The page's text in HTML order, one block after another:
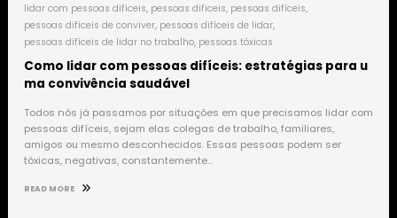
lidar com pessoas dificeis, pessoas dificeis, pessoas difíceis,
pessoas difíceis de conviver, pessoas difíceis de lidar,
pessoas difíceis de lidar no trabalho, pessoas tóxicas
Como lidar com pessoas difíceis: estratégias para u
ma convivência saudável
Todos nós já passamos por situações em que precisamos lidar com
pessoas difíceis, sejam elas colegas de trabalho, familiares,
amigos ou mesmo desconhecidos. Essas pessoas podem ser
tóxicas, negativas, constantemente…
READ MORE